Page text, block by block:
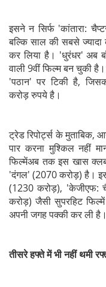
इसने न सिर्फ 'कांतारा:
बल्कि साल की सबसे ज्यादा
कर लिया है। 'धुरंधर' अब
वाली 9वीं फिल्म बन चुकी
'पठान' पर टिकी है,
करोड़ रुपये है।
ट्रेड रिपोर्ट्स के
पार करना मुश्किल नहीं
फिल्मेंअब तक इस खास
'दंगल' (2070 करोड़) है।
(1230 करोड़), 'केजीएफ:
करोड़) जैसी सुपरहिट
अपनी जगह पक्की कर ली है।
तीसरे हफ्ते में भी नहीं थमी